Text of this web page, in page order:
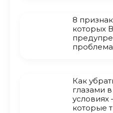
8
которых
Как
глазами
условиях
которые